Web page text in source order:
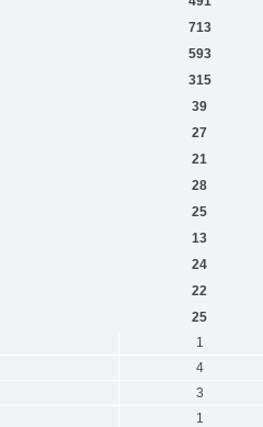
713
593
315
39
27
21
28
25
13
24
22
25
1
4
3
1